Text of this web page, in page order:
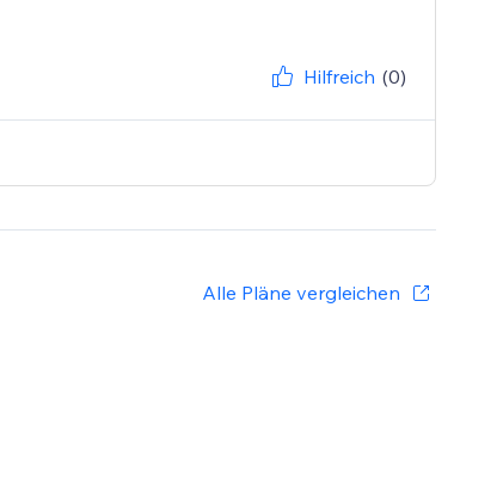
Hilfreich (0)
Alle Pläne vergleichen